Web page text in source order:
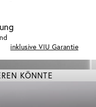
inklusive VIU Garantie
KÖNNTE